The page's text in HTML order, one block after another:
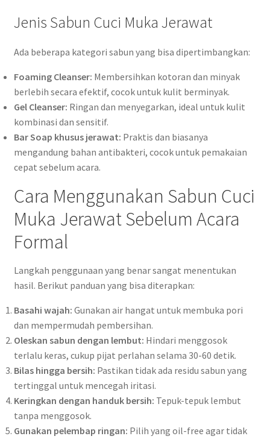
Jenis Sabun Cuci Muka Jerawat
Ada beberapa kategori sabun yang bisa dipertimbangkan:
Foaming Cleanser: Membersihkan kotoran dan minyak
berlebih secara efektif, cocok untuk kulit berminyak.
Gel Cleanser: Ringan dan menyegarkan, ideal untuk kulit
kombinasi dan sensitif.
Bar Soap khusus jerawat: Praktis dan biasanya
mengandung bahan antibakteri, cocok untuk pemakaian
cepat sebelum acara.
Cara Menggunakan Sabun Cuci
Muka Jerawat Sebelum Acara
Formal
Langkah penggunaan yang benar sangat menentukan
hasil. Berikut panduan yang bisa diterapkan:
Basahi wajah: Gunakan air hangat untuk membuka pori
dan mempermudah pembersihan.
Oleskan sabun dengan lembut: Hindari menggosok
terlalu keras, cukup pijat perlahan selama 30-60 detik.
Bilas hingga bersih: Pastikan tidak ada residu sabun yang
tertinggal untuk mencegah iritasi.
Keringkan dengan handuk bersih: Tepuk-tepuk lembut
tanpa menggosok.
Gunakan pelembap ringan: Pilih yang oil-free agar tidak